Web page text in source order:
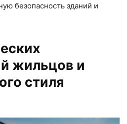
безопасность зданий и
жильцов и
стиля